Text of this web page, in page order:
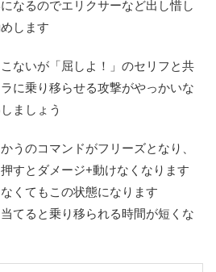
なるのでエリクサーなど出し惜し
します
ないが「屈しよ！」のセリフと共
に乗り移らせる攻撃がやっかいな
ましょう
うのコマンドがフリーズとなり、
すとダメージ+動けなくなります
くてもこの状態になります
てると乗り移られる時間が短くな